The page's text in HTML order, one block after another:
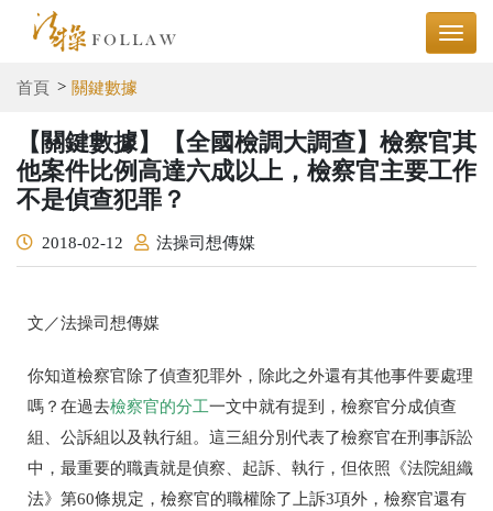
首頁 關鍵數據
【關鍵數據】【全國檢調大調查】檢察官其
他案件比例高達六成以上，檢察官主要工作
不是偵查犯罪？
2018-02-12 法操司想傳媒
文／法操司想傳媒
你知道檢察官除了偵查犯罪外，除此之外還有其他事件要處理
嗎？在過去檢察官的分工一文中就有提到，檢察官分成偵查
組、公訴組以及執行組。這三組分別代表了檢察官在刑事訴訟
中，最重要的職責就是偵察、起訴、執行，但依照《法院組織
法》第60條規定，檢察官的職權除了上訴3項外，檢察官還有